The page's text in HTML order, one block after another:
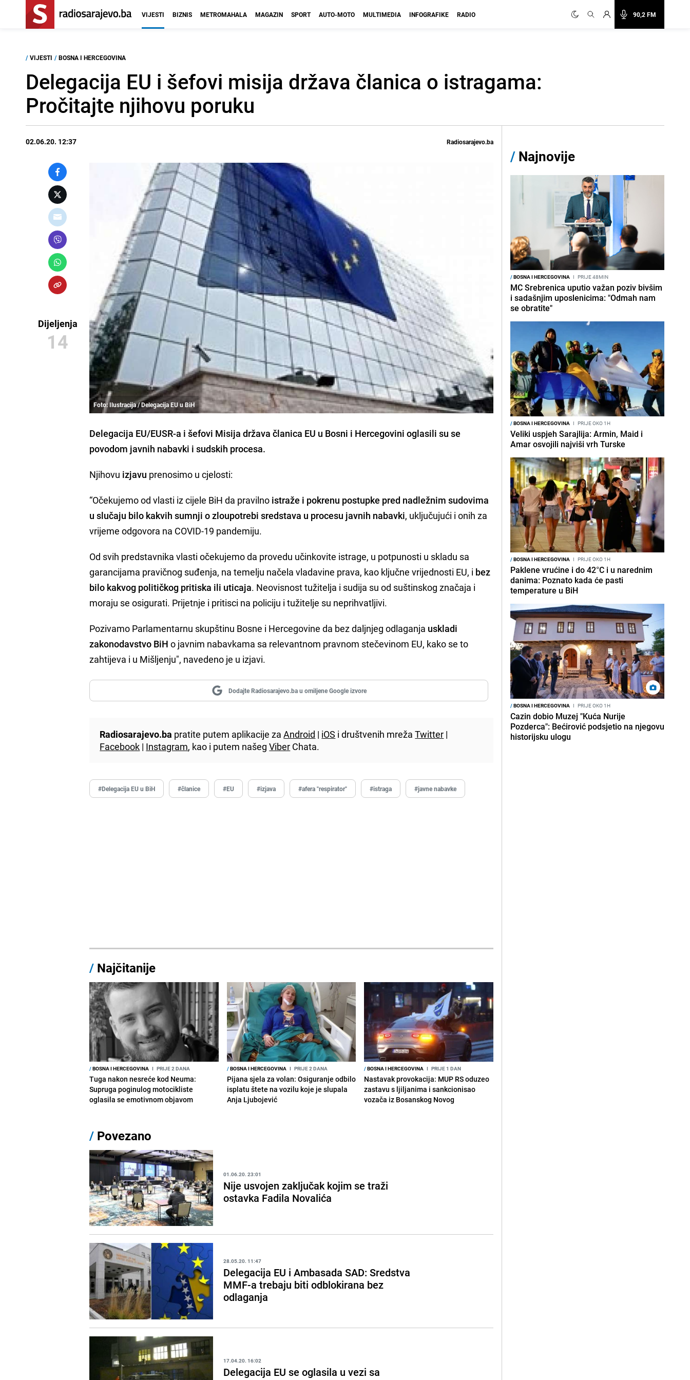
90,2 FM
VIJESTI BIZNIS METROMAHALA MAGAZIN SPORT AUTO-MOTO MULTIMEDIA INFOGRAFIKE RADIO
/ VIJESTI / BOSNA I HERCEGOVINA
Delegacija EU i šefovi misija država članica o istragama:
Pročitajte njihovu poruku
02.06.20. 12:37 Radiosarajevo.ba
Dijeljenja
14
Foto: Ilustracija / Delegacija EU u BiH
Delegacija EU/EUSR-a i šefovi Misija država članica EU u Bosni i Hercegovini oglasili su se
povodom javnih nabavki i sudskih procesa.
Njihovu izjavu prenosimo u cjelosti:
“Očekujemo od vlasti iz cijele BiH da pravilno istraže i pokrenu postupke pred nadležnim sudovima
u slučaju bilo kakvih sumnji o zloupotrebi sredstava u procesu javnih nabavki, uključujući i onih za
vrijeme odgovora na COVID-19 pandemiju.
Od svih predstavnika vlasti očekujemo da provedu učinkovite istrage, u potpunosti u skladu sa
garancijama pravičnog suđenja, na temelju načela vladavine prava, kao ključne vrijednosti EU, i bez
bilo kakvog političkog pritiska ili uticaja. Neovisnost tužitelja i sudija su od suštinskog značaja i
moraju se osigurati. Prijetnje i pritisci na policiju i tužitelje su neprihvatljivi.
Pozivamo Parlamentarnu skupštinu Bosne i Hercegovine da bez daljnjeg odlaganja uskladi
zakonodavstvo BiH o javnim nabavkama sa relevantnom pravnom stečevinom EU, kako se to
zahtijeva i u Mišljenju", navedeno je u izjavi.
Dodajte Radiosarajevo.ba u omiljene Google izvore
Radiosarajevo.ba pratite putem aplikacije zaAndroid | iOS i društvenih mrežaTwitter |
Facebook | Instagram, kao i putem našegViber Chata.
#Delegacija EU u BiH #članice #EU #izjava #afera "respirator" #istraga #javne nabavke
/ Najčitanije
/BOSNA I HERCEGOVINA I PRIJE 2 DANA
Tuga nakon nesreće kod Neuma:
Supruga poginulog motocikliste
oglasila se emotivnom objavom
/BOSNA I HERCEGOVINA I PRIJE 2 DANA
Pijana sjela za volan: Osiguranje odbilo
isplatu štete na vozilu koje je slupala
Anja Ljubojević
/BOSNA I HERCEGOVINA I PRIJE 1 DAN
Nastavak provokacija: MUP RS oduzeo
zastavu s ljiljanima i sankcionisao
vozača iz Bosanskog Novog
/ Povezano
01.06.20. 23:01
Nije usvojen zaključak kojim se traži
ostavka Fadila Novalića
28.05.20. 11:47
Delegacija EU i Ambasada SAD: Sredstva
MMF-a trebaju biti odblokirana bez
odlaganja
17.04.20. 16:02
Delegacija EU se oglasila u vezi sa
/ Najnovije
/BOSNA I HERCEGOVINA I PRIJE 48MIN
MC Srebrenica uputio važan poziv bivšim
i sadašnjim uposlenicima: "Odmah nam
se obratite"
/BOSNA I HERCEGOVINA I PRIJE OKO 1H
Veliki uspjeh Sarajlija: Armin, Maid i
Amar osvojili najviši vrh Turske
/BOSNA I HERCEGOVINA I PRIJE OKO 1H
Paklene vrućine i do 42°C i u narednim
danima: Poznato kada će pasti
temperature u BiH
/BOSNA I HERCEGOVINA I PRIJE OKO 1H
Cazin dobio Muzej "Kuća Nurije
Pozderca": Bećirović podsjetio na njegovu
historijsku ulogu